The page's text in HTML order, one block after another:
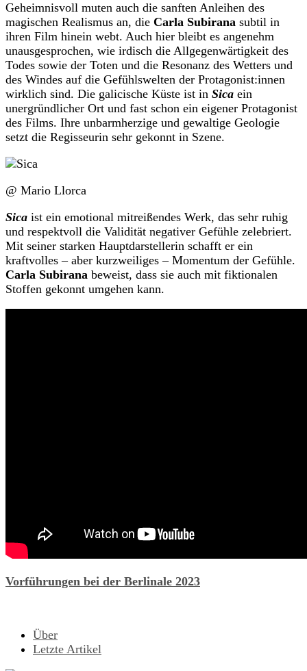
Geheimnisvoll muten auch die sanften Anleihen des
magischen Realismus an, die Carla Subirana subtil in
ihren Film hinein webt. Auch hier bleibt es angenehm
unausgesprochen, wie irdisch die Allgegenwärtigkeit des
Todes sowie der Toten und die Resonanz des Wetters und
des Windes auf die Gefühlswelten der Protagonist:innen
wirklich sind. Die galicische Küste ist in Sica ein
unergründlicher Ort und fast schon ein eigener Protagonist
des Films. Ihre unbarmherzige und gewaltige Geologie
setzt die Regisseurin sehr gekonnt in Szene.
@ Mario Llorca
Sica ist ein emotional mitreißendes Werk, das sehr ruhig
und respektvoll die Validität negativer Gefühle zelebriert.
Mit seiner starken Hauptdarstellerin schafft er ein
kraftvolles – aber kurzweiliges – Momentum der Gefühle.
Carla Subirana beweist, dass sie auch mit fiktionalen
Stoffen gekonnt umgehen kann.
Vorführungen bei der Berlinale 2023
Über
Letzte Artikel